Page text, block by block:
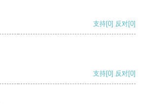
支持[0] 反对[0]
支持[0] 反对[0]